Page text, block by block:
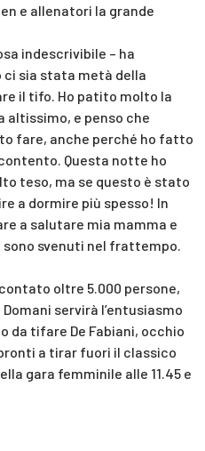
e allenatori la grande
indescrivibile – ha
ci sia stata metà della
il tifo. Ho patito molto la
altissimo, e penso che
fare, anche perché ho fatto
Questa notte ho
teso, ma se questo è stato
a dormire più spesso! In
a salutare mia mamma e
svenuti nel frattempo.
oltre 5.000 persone,
servirà l’entusiasmo
da tifare De Fabiani, occhio
a tirar fuori il classico
gara femminile alle 11.45 e